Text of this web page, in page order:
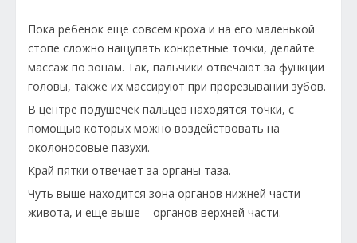
Пока ребенок еще совсем кроха и на его маленькой
стопе сложно нащупать конкретные точки, делайте
массаж по зонам. Так, пальчики отвечают за функции
головы, также их массируют при прорезывании зубов.
В центре подушечек пальцев находятся точки, с
помощью которых можно воздействовать на
околоносовые пазухи.
Край пятки отвечает за органы таза.
Чуть выше находится зона органов нижней части
живота, и еще выше – органов верхней части.